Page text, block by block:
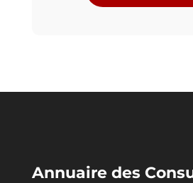
Annuaire des